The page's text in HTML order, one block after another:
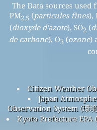
The Data sources
PM2.5 (particules fines),
(dioxyde d'azote), SO2 (
de carbone), O3 (ozone)
Citizen Weather
Japan
Observation System (環
Kyoto Prefecture EPA